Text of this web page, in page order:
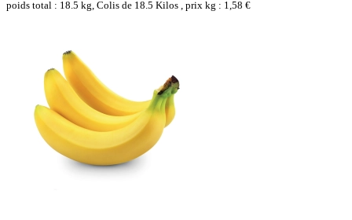
poids total : 18.5 kg, Colis de 18.5 Kilos , prix kg : 1,58 €